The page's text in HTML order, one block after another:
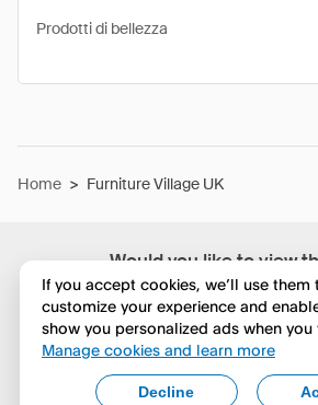
Would you like to view
in English?
No, continua a
Yes, change to
Prodotti di bellezza
Home > Furniture Village UK
If you accept cookies, we’ll use them
customize your experience and
show you personalized ads when you
Manage cookies and learn more
Decline